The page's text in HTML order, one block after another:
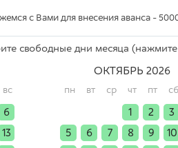
с Вами для внесения аванса -
свободные дни месяца
вс
6
13
ОКТЯБРЬ 2026
пн вт ср чт пт сб
1 2 3
5
6 7 8 9 10